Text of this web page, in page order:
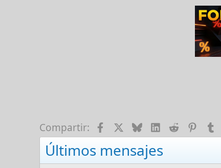
Compartir: FacebookBlueskyLinkedIn
Reddit
Últimos mensajes